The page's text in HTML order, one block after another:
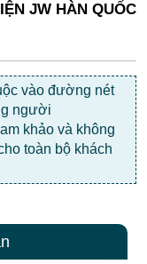
JW HÀN QUỐC
vào đường nét
người
khảo và không
toàn bộ khách